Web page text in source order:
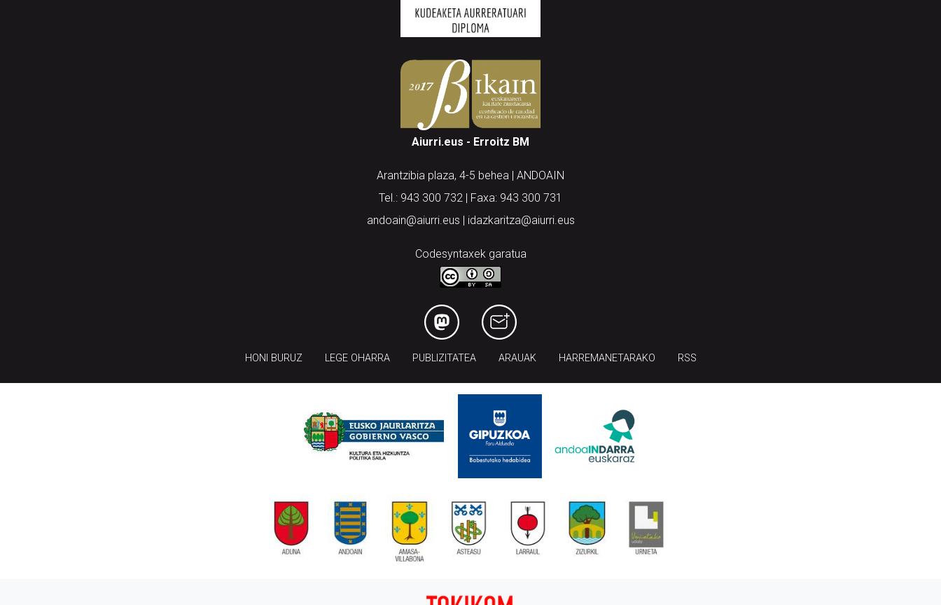
Aiurri.eus - Erroitz BM
Arantzibia plaza, 4-5 behea | ANDOAIN
Tel.: 943 300 732 | Faxa: 943 300 731
andoain@aiurri.eus | idazkaritza@aiurri.eus
Codesyntaxek garatua
HONI BURUZ LEGE OHARRA PUBLIZITATEA ARAUAK HARREMANETARAKO RSS